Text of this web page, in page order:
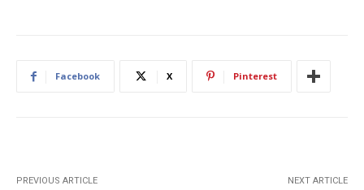
Facebook X Pinterest
PREVIOUS ARTICLE NEXT ARTICLE